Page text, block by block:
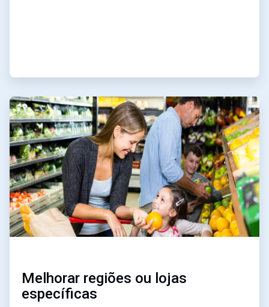
ArticleTile
3
de
3
Melhorar regiões ou lojas
específicas